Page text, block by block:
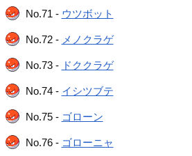
No.71 - ウツボット
No.72 - メノクラゲ
No.73 - ドククラゲ
No.74 - イシツブテ
No.75 - ゴローン
No.76 - ゴローニャ